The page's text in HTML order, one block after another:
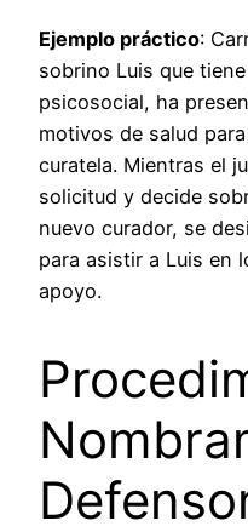
Ejemplo práctico:
sobrino Luis que
psicosocial, ha
motivos de salud
curatela. Mientras el
solicitud y decide
nuevo curador, se
para asistir a Luis en
apoyo.